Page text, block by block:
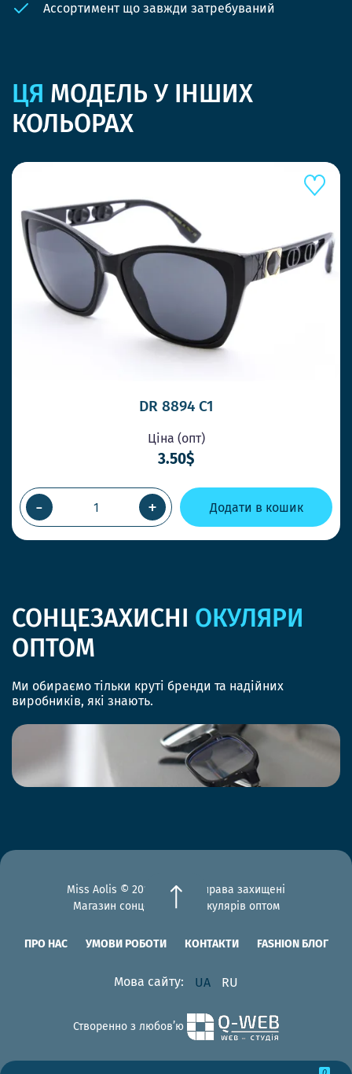
Ассортимент що завжди затребуваний
ЦЯ МОДЕЛЬ У ІНШИХ
КОЛЬОРАХ
DR 8894 C1
Ціна (опт)
3.50$
- + Додати в кошик
СОНЦЕЗАХИСНІ ОКУЛЯРИ
ОПТОМ
Ми обираємо тільки круті бренди та надійних
виробників, які знають.
Miss Aolis © 2012-2026 Всі права захищені
Магазин сонцезахисних окулярів оптом
ПРО НАС УМОВИ РОБОТИ КОНТАКТИ FASHION БЛОГ
Мова сайту: UA RU
Створенно з любов’ю